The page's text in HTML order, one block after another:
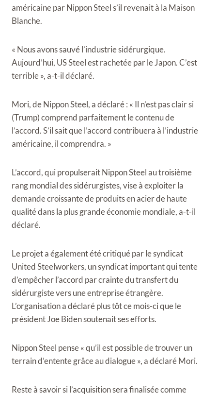
américaine par Nippon Steel s’il revenait à la Maison
Blanche.
« Nous avons sauvé l’industrie sidérurgique.
Aujourd’hui, US Steel est rachetée par le Japon. C’est
terrible », a-t-il déclaré.
Mori, de Nippon Steel, a déclaré : « Il n’est pas clair si
(Trump) comprend parfaitement le contenu de
l’accord. S’il sait que l’accord contribuera à l’industrie
américaine, il comprendra. »
L’accord, qui propulserait Nippon Steel au troisième
rang mondial des sidérurgistes, vise à exploiter la
demande croissante de produits en acier de haute
qualité dans la plus grande économie mondiale, a-t-il
déclaré.
Le projet a également été critiqué par le syndicat
United Steelworkers, un syndicat important qui tente
d’empêcher l’accord par crainte du transfert du
sidérurgiste vers une entreprise étrangère.
L’organisation a déclaré plus tôt ce mois-ci que le
président Joe Biden soutenait ses efforts.
Nippon Steel pense « qu’il est possible de trouver un
terrain d’entente grâce au dialogue », a déclaré Mori.
Reste à savoir si l’acquisition sera finalisée comme